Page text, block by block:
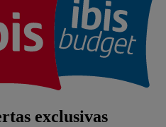
exclusivas